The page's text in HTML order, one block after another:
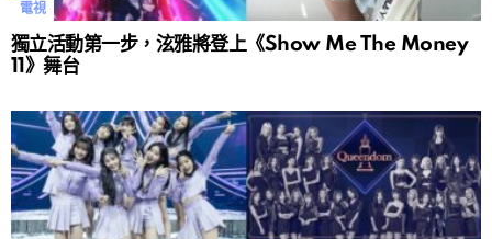
電視
獨立活動第一步，泫雅將登上《Show Me The Money
11》舞台